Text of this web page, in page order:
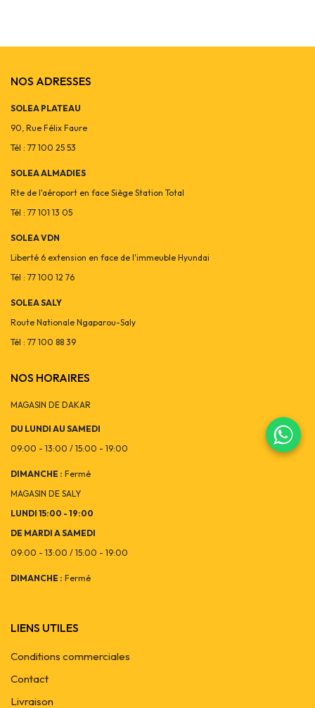
NOS ADRESSES
SOLEA PLATEAU
90, Rue Félix Faure
Tél : 77 100 25 53
SOLEA ALMADIES
Rte de l'aéroport en face Siège Station Total
Tél : 77 101 13 05
SOLEA VDN
Liberté 6 extension en face de l'immeuble Hyundai
Tél : 77 100 12 76
SOLEA SALY
Route Nationale Ngaparou-Saly
Tél : 77 100 88 39
NOS HORAIRES
MAGASIN DE DAKAR
DU LUNDI AU SAMEDI
09:00 - 13:00 / 15:00 - 19:00
DIMANCHE : Fermé
MAGASIN DE SALY
LUNDI 15:00 - 19:00
DE MARDI A SAMEDI
09:00 - 13:00 / 15:00 - 19:00
DIMANCHE : Fermé
LIENS UTILES
Conditions commerciales
Contact
Livraison